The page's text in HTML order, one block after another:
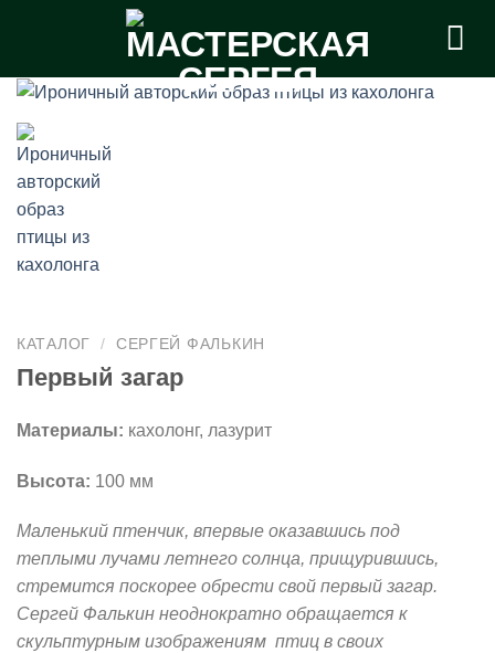
КАТАЛОГ / СЕРГЕЙ ФАЛЬКИН
Первый загар
Материалы: кахолонг, лазурит
Высота: 100 мм
Маленький птенчик, впервые оказавшись под
теплыми лучами летнего солнца, прищурившись,
стремится поскорее обрести свой первый загар.
Сергей Фалькин неоднократно обращается к
скульптурным изображениям птиц в своих